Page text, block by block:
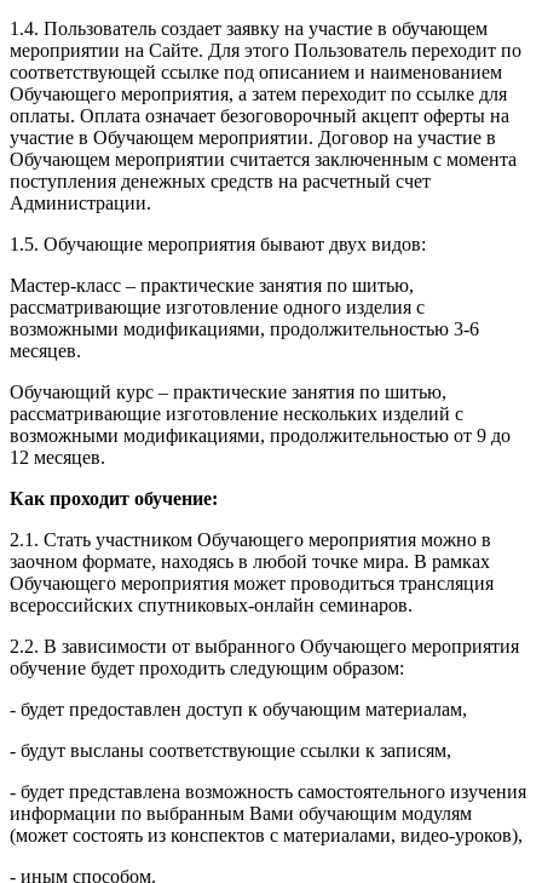
1.4. Пользователь создает заявку на участие в обучающем
мероприятии на Сайте. Для этого Пользователь переходит по
соответствующей ссылке под описанием и наименованием
Обучающего мероприятия, а затем переходит по ссылке для
оплаты. Оплата означает безоговорочный акцепт оферты на
участие в Обучающем мероприятии. Договор на участие в
Обучающем мероприятии считается заключенным с момента
поступления денежных средств на расчетный счет
Администрации.
1.5. Обучающие мероприятия бывают двух видов:
Мастер-класс – практические занятия по шитью,
рассматривающие изготовление одного изделия с
возможными модификациями, продолжительностью 3-6
месяцев.
Обучающий курс – практические занятия по шитью,
рассматривающие изготовление нескольких изделий с
возможными модификациями, продолжительностью от 9 до
12 месяцев.
Как проходит обучение:
2.1. Стать участником Обучающего мероприятия можно в
заочном формате, находясь в любой точке мира. В рамках
Обучающего мероприятия может проводиться трансляция
всероссийских спутниковых-онлайн семинаров.
2.2. В зависимости от выбранного Обучающего мероприятия
обучение будет проходить следующим образом:
- будет предоставлен доступ к обучающим материалам,
- будут высланы соответствующие ссылки к записям,
- будет представлена возможность самостоятельного изучения
информации по выбранным Вами обучающим модулям
(может состоять из конспектов с материалами, видео-уроков),
- иным способом.